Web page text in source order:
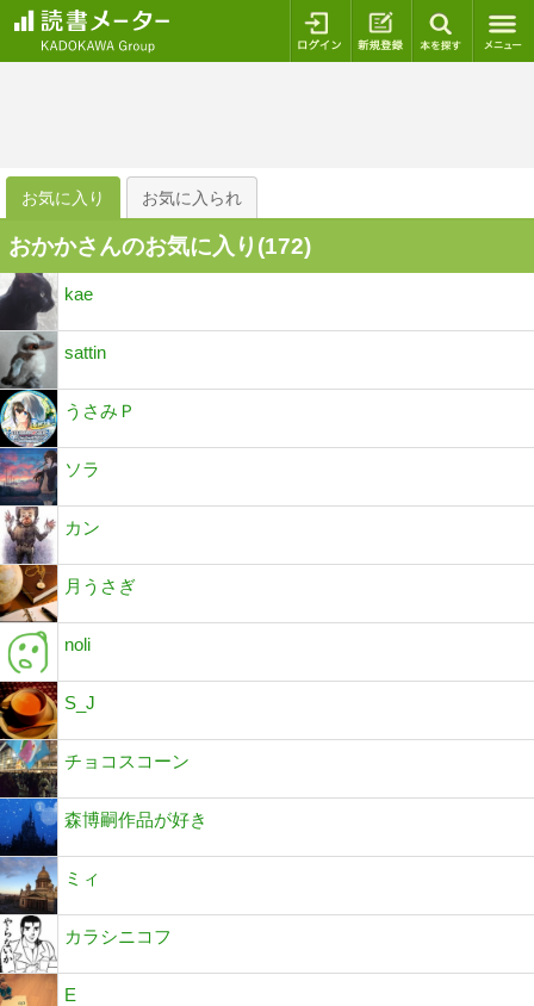
ログイン 新規登録
お気に入り お気に入られ
おかかさんのお気に入り(172)
kae
sattin
うさみＰ
ソラ
カン
月うさぎ
noli
S_J
チョコスコーン
森博嗣作品が好き
ミィ
カラシニコフ
E